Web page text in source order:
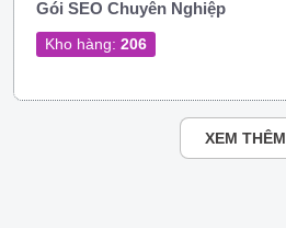
Gói SEO Chuyên Nghiệp
Kho hàng: 206
XEM THÊM